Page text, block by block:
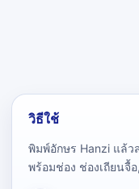
วิธีใช้
พิมพ์อักษร Hanzi แล้ว
พร้อมช่อง ช่องเถียนจื้